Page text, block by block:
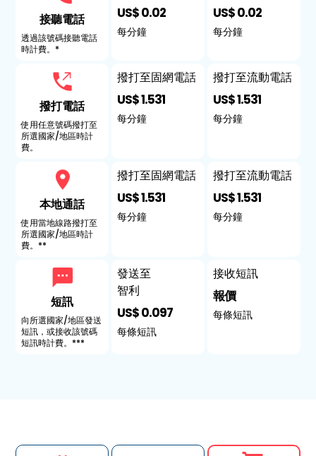
接聽電話
透過該號碼接聽電話
時計費。*
撥打電話
使用任意號碼撥打至
所選國家/地區時計
費。
本地通話
使用當地線路撥打至
所選國家/地區時計
費。**
短訊
向所選國家/地區發送
短訊，或接收該號碼
短訊時計費。***
US$ 0.02
每分鐘
撥打至固網電話
US$ 1.531
每分鐘
撥打至固網電話
US$ 1.531
每分鐘
發送至
智利
US$ 0.097
每條短訊
US$ 0.02
每分鐘
撥打至流動電話
US$ 1.531
每分鐘
撥打至流動電話
US$ 1.531
每分鐘
接收短訊
報價
每條短訊